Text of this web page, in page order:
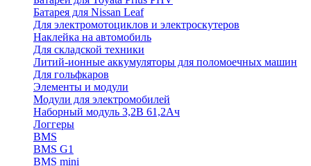
Батарея для Nissan Leaf
Для электромотоциклов и электроскутеров
Наклейка на автомобиль
Для складской техники
Литий-ионные аккумуляторы для поломоечных машин
Для гольфкаров
Элементы и модули
Модули для электромобилей
Наборный модуль 3,2В 61,2Ач
Логгеры
BMS
BMS G1
BMS mini